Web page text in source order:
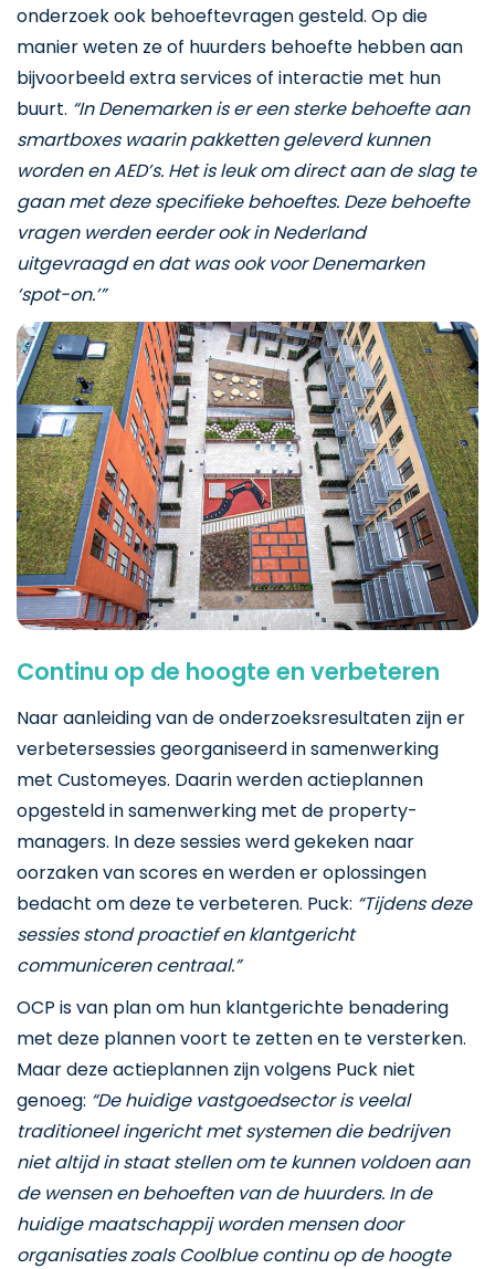
onderzoek ook behoeftevragen gesteld. Op die
manier weten ze of huurders behoefte hebben aan
bijvoorbeeld extra services of interactie met hun
buurt. “In Denemarken is er een sterke behoefte aan
smartboxes waarin pakketten geleverd kunnen
worden en AED’s. Het is leuk om direct aan de slag te
gaan met deze specifieke behoeftes. Deze behoefte
vragen werden eerder ook in Nederland
uitgevraagd en dat was ook voor Denemarken
‘spot-on.’”
Continu op de hoogte en verbeteren
Naar aanleiding van de onderzoeksresultaten zijn er
verbetersessies georganiseerd in samenwerking
met Customeyes. Daarin werden actieplannen
opgesteld in samenwerking met de property-
managers. In deze sessies werd gekeken naar
oorzaken van scores en werden er oplossingen
bedacht om deze te verbeteren. Puck: “Tijdens deze
sessies stond proactief en klantgericht
communiceren centraal.”
OCP is van plan om hun klantgerichte benadering
met deze plannen voort te zetten en te versterken.
Maar deze actieplannen zijn volgens Puck niet
genoeg: “De huidige vastgoedsector is veelal
traditioneel ingericht met systemen die bedrijven
niet altijd in staat stellen om te kunnen voldoen aan
de wensen en behoeften van de huurders. In de
huidige maatschappij worden mensen door
organisaties zoals Coolblue continu op de hoogte